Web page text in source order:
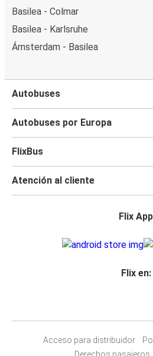
Basilea - Colmar
Basilea - Karlsruhe
Ámsterdam - Basilea
Autobuses
Autobuses por Europa
FlixBus
Atención al cliente
Flix App
Flix en:
Acceso para distribuidor
Derechos pasajeros